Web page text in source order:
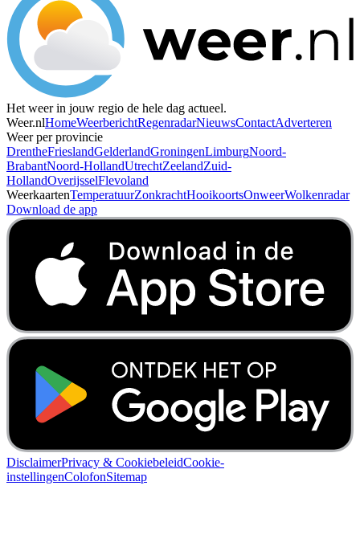
Het weer in jouw regio de hele dag actueel.
Weer.nlHomeWeerberichtRegenradarNieuwsContactAdverteren
Weer per provincie
DrentheFrieslandGelderlandGroningenLimburgNoord-
BrabantNoord-HollandUtrechtZeelandZuid-
HollandOverijsselFlevoland
WeerkaartenTemperatuurZonkrachtHooikoortsOnweerWolkenradar
Download de app
DisclaimerPrivacy & CookiebeleidCookie-
instellingenColofonSitemap